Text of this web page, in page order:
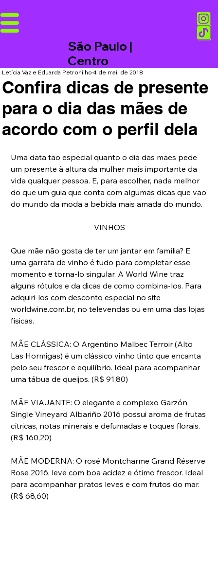
São Paulo |
Centro
Confira dicas de presente
para o dia das mães de
acordo com o perfil dela
Letícia Vaz e Eduarda Petronilho4 de mai. de 2018
Uma data tão especial quanto o dia das mães pede
um presente à altura da mulher mais importante da
vida qualquer pessoa. E, para escolher, nada melhor
do que um guia que conta com algumas dicas que vão
do mundo da moda a bebida mais amada do mundo.
VINHOS
Que mãe não gosta de ter um jantar em família? E
uma garrafa de vinho é tudo para completar esse
momento e torna-lo singular. A World Wine traz
alguns rótulos e da dicas de como combina-los. Para
adquiri-los com desconto especial no site
worldwine.com.br, no televendas ou em uma das lojas
físicas.
MÃE CLÁSSICA: O Argentino Malbec Terroir (Alto
Las Hormigas) é um clássico vinho tinto que encanta
pelo seu frescor e equilíbrio. Ideal para acompanhar
uma tábua de queijos. (R$ 91,80)
MÃE VIAJANTE: O elegante e complexo Garzón
Single Vineyard Albariño 2016 possui aroma de frutas
cítricas, notas minerais e defumadas e toques florais.
(R$ 160,20)
MÃE MODERNA: O rosé Montcharme Grand Réserve
Rose 2016, leve com boa acidez e ótimo frescor. Ideal
para acompanhar pratos leves e com frutos do mar.
(R$ 68,60)